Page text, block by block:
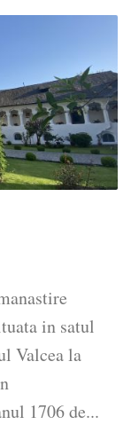
in satul
Valcea la
1706 de...